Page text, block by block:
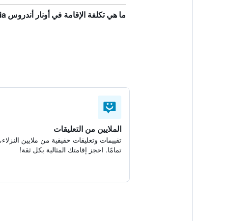
ما هي تكلفة الإقامة في أونار أندروس Apikia؟
الملايين من التعليقات
تقييمات وتعليقات حقيقية من ملايين
تمامًا. احجز إقامتك المثالية بكل ثقة!